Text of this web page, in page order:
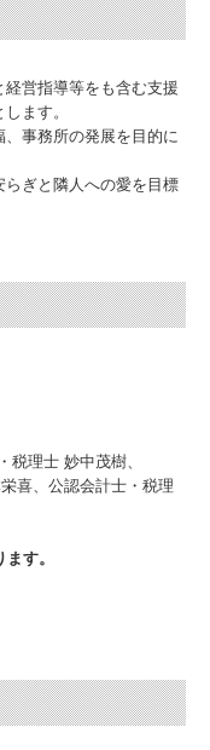
営指導等をも含む支援
ます。
事務所の発展を目的に
ぎと隣人への愛を目標
税理士 妙中茂樹、
喜、公認会計士・税理
す。